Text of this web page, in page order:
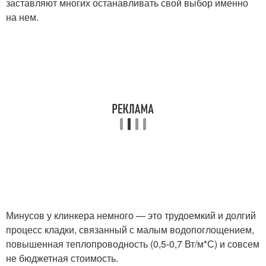
на нем.
Минусов у клинкера немного — это трудоемкий и долгий
процесс кладки, связанный с малым водопоглощением,
повышенная теплопроводность (0,5-0,7 Вт/м*С) и совсем
не бюджетная стоимость.